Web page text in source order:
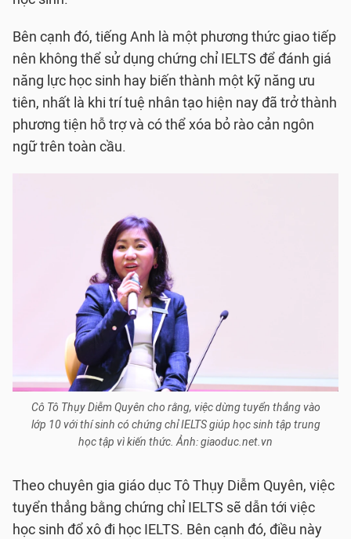
Bên cạnh đó, tiếng Anh là một phương thức giao tiếp
nên không thể sử dụng chứng chỉ IELTS để đánh giá
năng lực học sinh hay biến thành một kỹ năng ưu
tiên, nhất là khi trí tuệ nhân tạo hiện nay đã trở thành
phương tiện hỗ trợ và có thể xóa bỏ rào cản ngôn
ngữ trên toàn cầu.
Cô Tô Thụy Diễm Quyên cho rằng, việc dừng tuyển thẳng vào
lớp 10 với thí sinh có chứng chỉ IELTS giúp học sinh tập trung
học tập vì kiến thức. Ảnh: giaoduc.net.vn
Theo chuyên gia giáo dục Tô Thụy Diễm Quyên, việc
tuyển thẳng bằng chứng chỉ IELTS sẽ dẫn tới việc
học sinh đổ xô đi học IELTS. Bên cạnh đó, điều này